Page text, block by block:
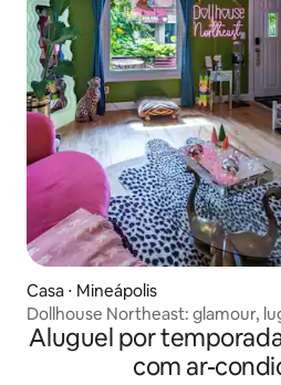
Casa ⋅ Mineápolis
Dollhouse Northeast: glamour,
caminhadas
Aluguel por
com ar-